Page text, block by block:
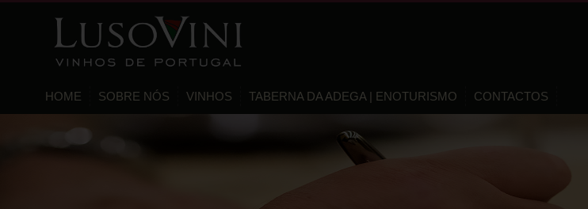
HOME SOBRE NÓS VINHOS TABERNA DA ADEGA | ENOTURISMO CONTACTOS